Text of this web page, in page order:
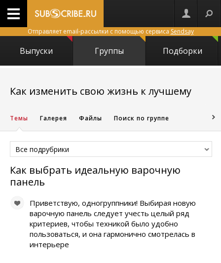
Отправляет email-рассылки с помощью сервиса Sendsay
Выпуски Группы Подборки
Как изменить свою жизнь к лучшему
Темы Галерея Файлы Поиск по группе
Все подрубрики
Как выбрать идеальную варочную
панель
Приветствую, одногруппники! Выбирая новую
варочную панель следует учесть целый ряд
критериев, чтобы техникой было удобно
пользоваться, и она гармонично смотрелась в
интерьере